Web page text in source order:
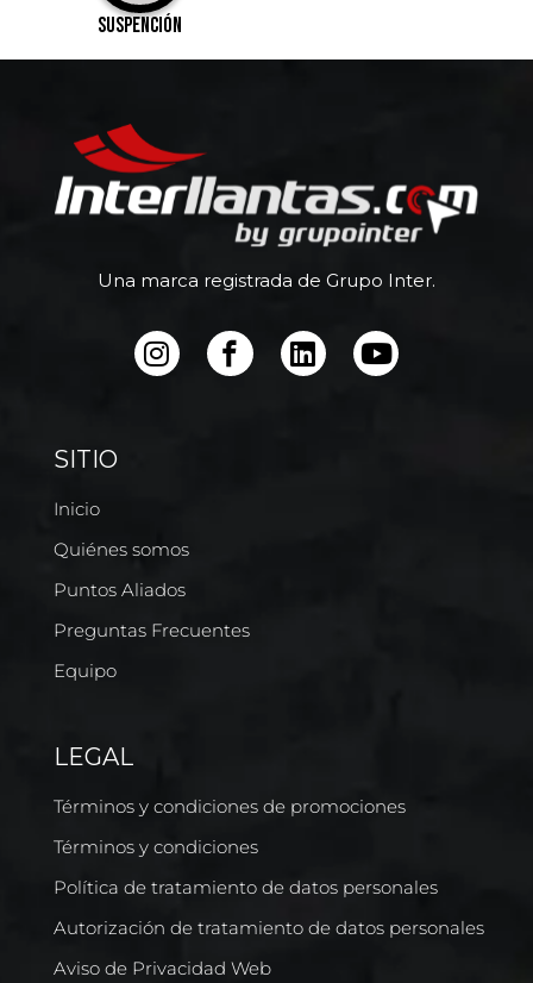
suspención
Una marca registrada de Grupo Inter.
SITIO
Inicio
Quiénes somos
Puntos Aliados
Preguntas Frecuentes
Equipo
LEGAL
Términos y condiciones de promociones
Términos y condiciones
Política de tratamiento de datos personales
Autorización de tratamiento de datos personales
Aviso de Privacidad Web